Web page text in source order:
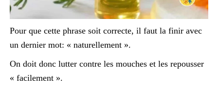
Pour que cette phrase soit correcte, il faut la finir avec
un dernier mot: « naturellement ».
On doit donc lutter contre les mouches et les repousser
« facilement ».